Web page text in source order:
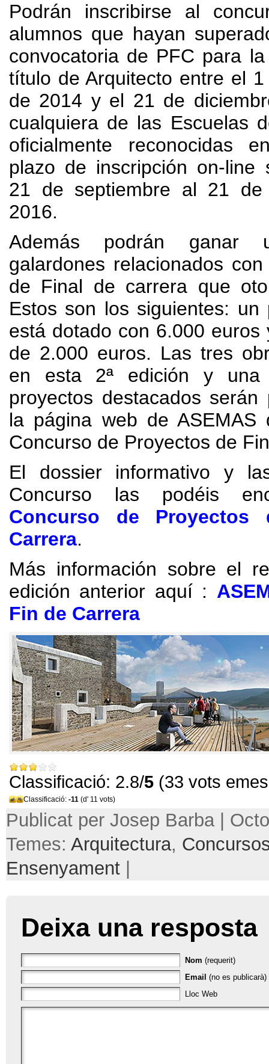
Podrán inscribirse al
alumnos que hayan
convocatoria de PFC para
título de Arquitecto entre el
de 2014 y el 21 de
cualquiera de las Escuelas
oficialmente reconocidas
plazo de inscripción on-line
21 de septiembre al 21 de
2016.
Además podrán
galardones relacionados
de Final de carrera que
Estos son los siguientes: un
está dotado con 6.000 euros
de 2.000 euros. Las tres
en esta 2ª edición y una
proyectos destacados serán
la página web de ASEMAS
Concurso de Proyectos de
El dossier informativo y
Concurso las podéis
Concurso de
Carrera.
Más información sobre el
edición anterior aquí :
Fin de Carrera
Classificació: 2.8/5 (33 vots
Classificació: -11 (d' 11 vots)
Publicat per Josep Barba |
Temes: Arquitectura,
Ensenyament
Deixa una resposta
Nom (requerit)
Email (no es publicarà)
Lloc Web